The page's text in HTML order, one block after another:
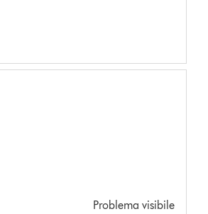
Problema visibile